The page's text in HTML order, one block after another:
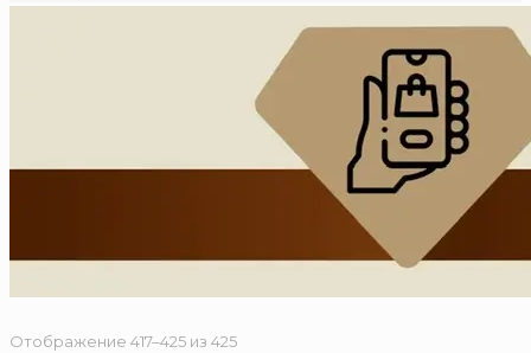
Отображение 417–425 из 425Сортировка: